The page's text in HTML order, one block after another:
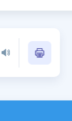
YDS - YÖKDİL
İngilizce Gramer